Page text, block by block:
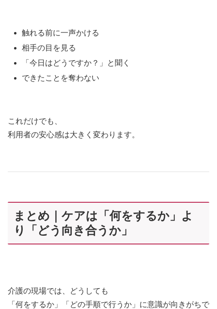
触れる前に一声かける
相手の目を見る
「今日はどうですか？」と聞く
できたことを奪わない
これだけでも、
利用者の安心感は大きく変わります。
まとめ｜ケアは「何をするか」よ
り「どう向き合うか」
介護の現場では、どうしても
「何をするか」「どの手順で行うか」に意識が向きがちで